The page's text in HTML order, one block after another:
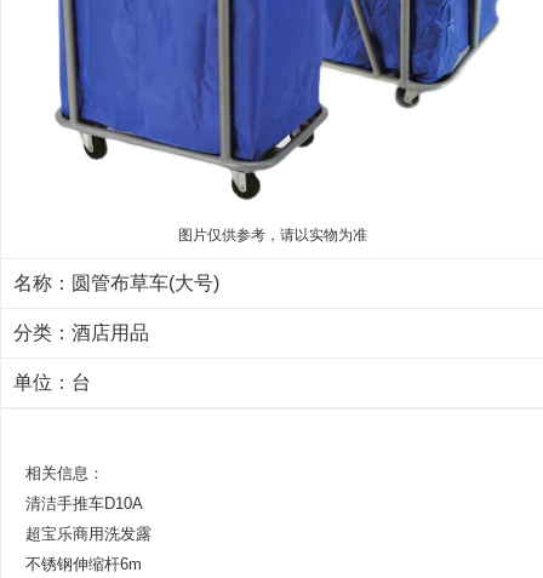
图片仅供参考，请以实物为准
名称：圆管布草车(大号)
分类： 酒店用品
单位：台
相关信息：
清洁手推车D10A
超宝乐商用洗发露
不锈钢伸缩杆6m